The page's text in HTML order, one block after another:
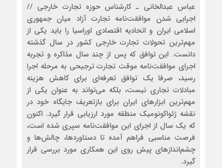
عباس عبدالخانی ـ کارشناس حوزه تجارت خارجی //
اجرایی شدن موافقت‌نامه تجارت آزاد میان جمهوری
اسلامی ایران و اتحادیه اقتصادی اوراسیا را باید یکی از
مهم‌ترین تحولات تجارت خارجی کشور در سال‌ گذشته
دانست. این توافق که پس از چند سال مذاکره و تجربه
اجرای موافقت‌نامه موقت تجارت ترجیحی به مرحله اجرا
رسید، صرفا یک توافق تعرفه‌ای برای کاهش هزینه
مبادلات تجاری نیست، بلکه می‌تواند به عنوان یکی از
مهم‌ترین ابزارهای ایران برای بازتعریف جایگاه خود در
نقشه ژئواکونومیک منطقه مورد ارزیابی قرار گیرد. اکنون
که یک سال از اجرای این موافقت‌نامه سپری شده است،
فرصت مناسبی فراهم آمده تا دستاوردها، چالش‌ها و
چشم‌اندازهای پیش روی این همکاری مورد بررسی قرار
گیرد.